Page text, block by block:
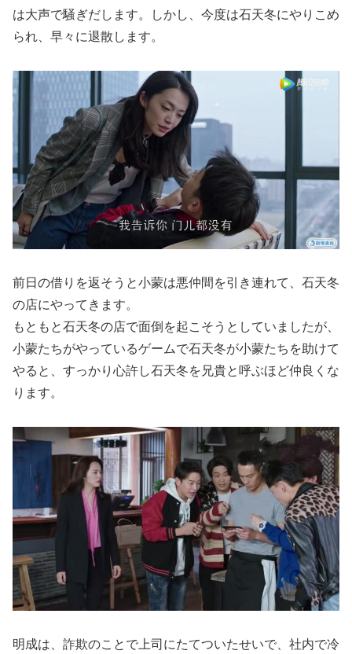
は大声で騒ぎだします。しかし、今度は石天冬にやりこめ
られ、早々に退散します。
前日の借りを返そうと小蒙は悪仲間を引き連れて、石天冬
の店にやってきます。
もともと石天冬の店で面倒を起こそうとしていましたが、
小蒙たちがやっているゲームで石天冬が小蒙たちを助けて
やると、すっかり心許し石天冬を兄貴と呼ぶほど仲良くな
ります。
明成は、詐欺のことで上司にたてついたせいで、社内で冷